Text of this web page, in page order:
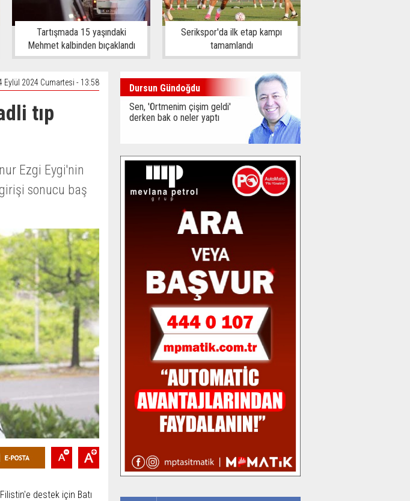
Tartışmada 15 yaşındaki
Mehmet kalbinden bıçaklandı
Serikspor'da ilk etap kampı
tamamlandı
Eylül 2024 Cumartesi - 13:58
tıp
Ezgi Eygi'nin
sonucu baş
destek için Batı
Dursun Gündoğdu
Sen, 'Örtmenim çişim geldi'
derken bak o neler yaptı